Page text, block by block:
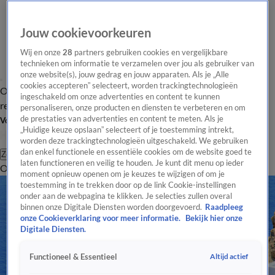
Overzicht Laatste nieuws Regionieuws Het beste van Hart
Tip de
redactie
Volg Hart van Nederland
Zoeken
OverzichtRegioUitzendingenWeerTip de redactiePanelVideo's
Jouw cookievoorkeuren
Wij en onze28 partners gebruiken cookies en vergelijkbare
technieken om informatie te verzamelen over jou als gebruiker van
onze website(s), jouw gedrag en jouw apparaten. Als je „Alle
cookies accepteren” selecteert, worden trackingtechnologieën
ingeschakeld om onze advertenties en content te kunnen
personaliseren, onze producten en diensten te verbeteren en om
de prestaties van advertenties en content te meten. Als je
„Huidige keuze opslaan” selecteert of je toestemming intrekt,
worden deze trackingtechnologieën uitgeschakeld. We gebruiken
dan enkel functionele en essentiële cookies om de website goed te
laten functioneren en veilig te houden. Je kunt dit menu op ieder
moment opnieuw openen om je keuzes te wijzigen of om je
toestemming in te trekken door op de link Cookie-instellingen
onder aan de webpagina te klikken. Je selecties zullen overal
binnen onze Digitale Diensten worden doorgevoerd. Raadpleeg
onze Cookieverklaring voor meer informatie.
Bekijk hier onze
Digitale Diensten.
Functioneel & Essentieel Altijd actief